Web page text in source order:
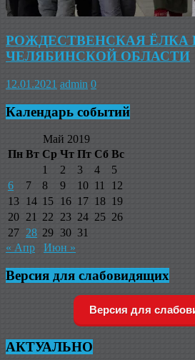
РОЖДЕСТВЕНСКАЯ ЁЛКА
ЧЕЛЯБИНСКОЙ ОБЛАСТИ
12.01.2021 admin 0
Календарь событий
Май 2019
Пн Вт Ср Чт Пт Сб Вс
1
2 3 4
5
6
7 8 9 10 11
12
13 14 15 16 17 18 19
20 21 22 23 24 25 26
27 28 29 30 31
« Апр
Июн »
Версия для слабовидящих
Версия для
АКТУАЛЬНО